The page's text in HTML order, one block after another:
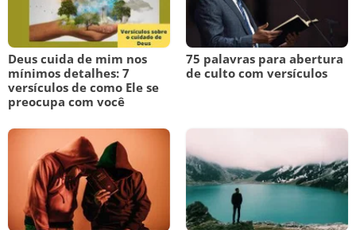
Deus cuida de mim nos
mínimos detalhes: 7
versículos de como Ele se
preocupa com você
75 palavras para abertura
de culto com versículos